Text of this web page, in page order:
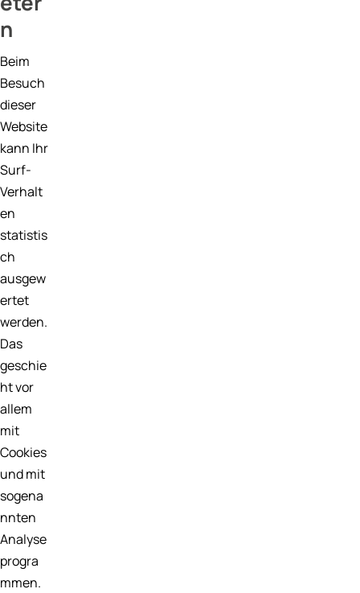
n
Beim
Besuch
dieser
Website
kann Ihr
Surf-
Verhalt
en
statistis
ch
ausgew
ertet
werden.
Das
geschie
ht vor
allem
mit
Cookies
und mit
sogena
nnten
Analyse
progra
mmen.